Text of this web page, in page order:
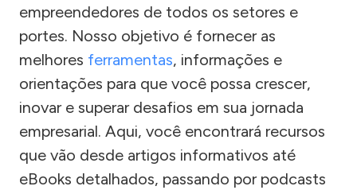
empreendedores de todos os setores e
portes. Nosso objetivo é fornecer as
melhores ferramentas, informações e
orientações para que você possa crescer,
inovar e superar desafios em sua jornada
empresarial. Aqui, você encontrará recursos
que vão desde artigos informativos até
eBooks detalhados, passando por podcasts